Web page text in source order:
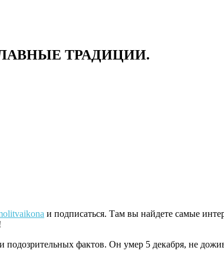
ТРАДИЦИИ.
и подписаться. Там вы найдете самые
фактов. Он умер 5 декабря, не